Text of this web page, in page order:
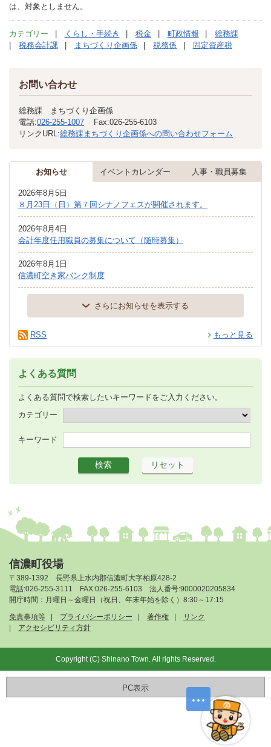
は、対象としません。
カテゴリー くらし・手続き 税金 町政情報
総務課
税務会計課
まちづくり企画係 税務係 固定資産税
お問い合わせ
総務課 まちづくり企画係
電話:026-255-1007 Fax:026-255-6103
リンクURL:総務課まちづくり企画係への問い合わせフォーム
お知らせ イベントカレンダー 人事・職員募集
2026年8月5日
８月23日（日）第７回シナノフェスが開催されます。
2026年8月4日
会計年度任用職員の募集について（随時募集）
2026年8月1日
信濃町空き家バンク制度
さらにお知らせを表示する
もっと見る
RSS
よくある質問
よくある質問で検索したいキーワードをご入力ください。
カテゴリー
キーワード
信濃町役場
〒389-1392 長野県上水内郡信濃町大字柏原428-2
電話:026-255-3111 FAX:026-255-6103 法人番号:9000020205834
開庁時間：月曜日～金曜日（祝日、年末年始を除く）8:30～17:15
免責事項等
プライバシーポリシー 著作権
リンク
アクセシビリティ方針
Copyright (C) Shinano Town. All rights Reserved.
PC表示